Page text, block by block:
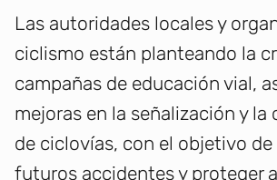
Las autoridades locales y
ciclismo están planteando la
campañas de educación vial,
mejoras en la señalización y
de ciclovías, con el objetivo de
futuros accidentes y proteger